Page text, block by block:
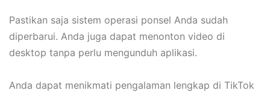
Pastikan saja sistem operasi ponsel Anda sudah
diperbarui. Anda juga dapat menonton video di
desktop tanpa perlu mengunduh aplikasi.
Anda dapat menikmati pengalaman lengkap di TikTok